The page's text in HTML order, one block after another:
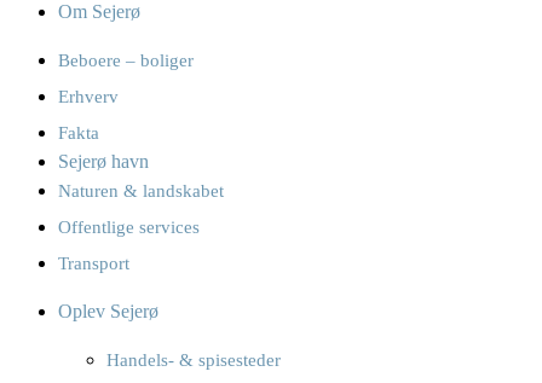
Om Sejerø
Beboere – boliger
Erhverv
Fakta
Sejerø havn
Naturen & landskabet
Offentlige services
Transport
Oplev Sejerø
Handels- & spisesteder